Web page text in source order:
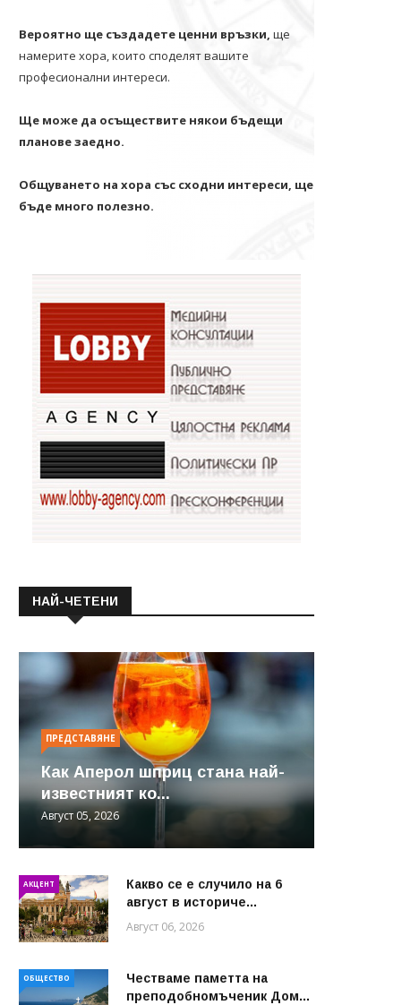
Вероятно ще създадете ценни връзки, ще
намерите хора, които споделят вашите
професионални интереси.
Ще може да осъществите някои бъдещи
планове заедно.
Общуването на хора със сходни интереси, ще
бъде много полезно.
НАЙ-ЧЕТЕНИ
ПРЕДСТАВЯНЕ
Как Аперол шприц стана най-
известният ко...
Август 05, 2026
АКЦЕНТ
Какво се е случило на 6
август в историче...
Август 06, 2026
ОБЩЕСТВО
Честваме паметта на
преподобномъченик Дом...